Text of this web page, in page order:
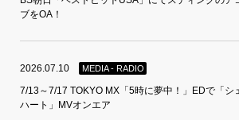
ブをOA！
2026.07.10 MEDIA - RADIO
7/13～7/17 TOKYO MX「5時に夢中！」EDで「シ
ハート」MVオンエア